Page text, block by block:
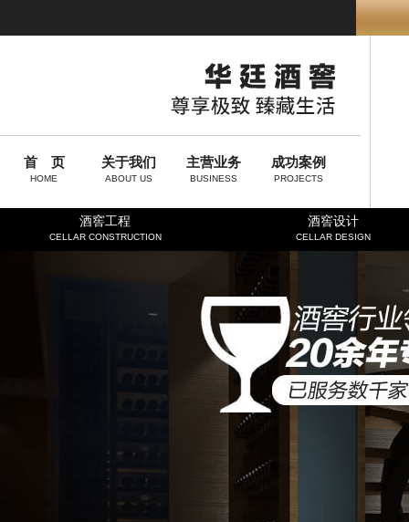
首 页
HOME
关于我们
ABOUT US
主营业务
BUSINESS
成功案例
PROJECTS
酒窖工程
CELLAR CONSTRUCTION
酒窖设计
CELLAR DESIGN